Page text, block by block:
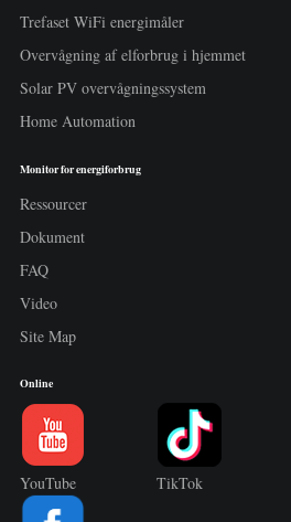
Trefaset WiFi energimåler
Overvågning af elforbrug i hjemmet
Solar PV overvågningssystem
Home Automation
Monitor for energiforbrug
Ressourcer
Dokument
FAQ
Video
Site Map
Online
YouTube TikTok